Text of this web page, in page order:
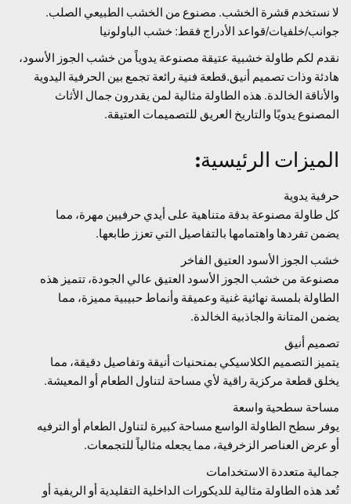
لا نستخدم قشرة الخشب. مصنوع من الخشب الطبيعي الصلب.
جوانب/خلفيات/قواعد الأدراج فقط: خشب الباولونيا
نقدم لكم طاولة خشبية عتيقة مصنوعة يدوياً من خشب الجوز الأسود،
هادئة وذات تصميم أنيق.قطعة فنية رائعة تجمع بين الحرفية اليدوية
والأناقة الخالدة. هذه الطاولة مثالية لمن يقدرون جمال الأثاث
المصنوع يدويًا والتاريخ العريق للتصميمات العتيقة.
الميزات الرئيسية:
حرفية يدوية
كل طاولة مصنوعة بدقة متناهية على أيدي حرفيين مهرة، مما
يضمن تفردها واهتمامها بالتفاصيل التي تعزز طابعها.
خشب الجوز الأسود العتيق الفاخر
مصنوعة من خشب الجوز الأسود العتيق عالي الجودة، تتميز هذه
الطاولة بلمسة نهائية غنية وعميقة وأنماط حبيبية مميزة، مما
يضمن المتانة والجاذبية الخالدة.
تصميم أنيق
يتميز التصميم الكلاسيكي بمنحنيات أنيقة وتفاصيل دقيقة، مما
يخلق قطعة مركزية راقية لأي مساحة لتناول الطعام أو المعيشة.
مساحة سطحية واسعة
يوفر سطح الطاولة الواسع مساحة كبيرة لتناول الطعام أو الترفيه
أو عرض العناصر الزخرفية، مما يجعله مثالياً للتجمعات.
جمالية متعددة الاستخدامات
تُعد هذه الطاولة مثالية للديكورات الداخلية التقليدية أو الريفية أو